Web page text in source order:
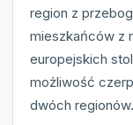
region z
mieszkańców z
europejskich
możliwość
dwóch regionów.